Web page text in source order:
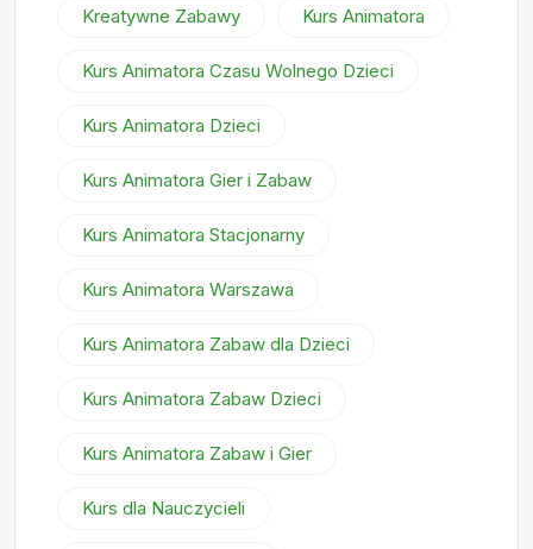
Kreatywne Zabawy Kurs Animatora
Kurs Animatora Czasu Wolnego Dzieci
Kurs Animatora Dzieci
Kurs Animatora Gier i Zabaw
Kurs Animatora Stacjonarny
Kurs Animatora Warszawa
Kurs Animatora Zabaw dla Dzieci
Kurs Animatora Zabaw Dzieci
Kurs Animatora Zabaw i Gier
Kurs dla Nauczycieli